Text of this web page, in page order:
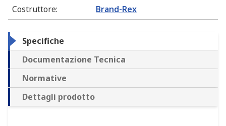
Costruttore: Brand-Rex
Specifiche
Documentazione Tecnica
Normative
Dettagli prodotto